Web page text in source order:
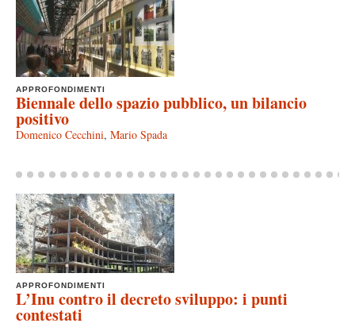
APPROFONDIMENTI
Biennale dello spazio pubblico, un bilancio
positivo
Domenico Cecchini, Mario Spada
APPROFONDIMENTI
L’Inu contro il decreto sviluppo: i punti
contestati